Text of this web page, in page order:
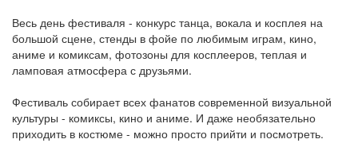
Весь день фестиваля - конкурс танца, вокала и косплея на
большой сцене, стенды в фойе по любимым играм, кино,
аниме и комиксам, фотозоны для косплееров, теплая и
ламповая атмосфера с друзьями.
Фестиваль собирает всех фанатов современной визуальной
культуры - комиксы, кино и аниме. И даже необязательно
приходить в костюме - можно просто прийти и посмотреть.